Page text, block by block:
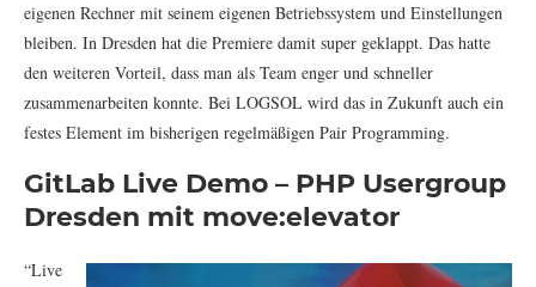
eigenen Rechner mit seinem eigenen Betriebssystem und Einstellungen
bleiben. In Dresden hat die Premiere damit super geklappt. Das hatte
den weiteren Vorteil, dass man als Team enger und schneller
zusammenarbeiten konnte. Bei LOGSOL wird das in Zukunft auch ein
festes Element im bisherigen regelmäßigen Pair Programming.
GitLab Live Demo – PHP Usergroup
Dresden mit move:elevator
“Live